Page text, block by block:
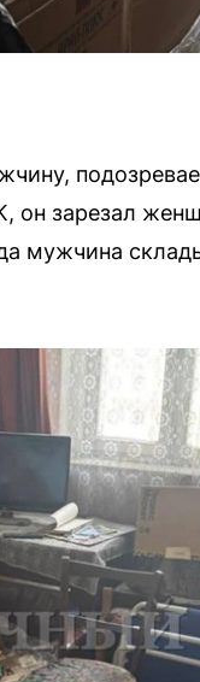
зарезал
мужчина